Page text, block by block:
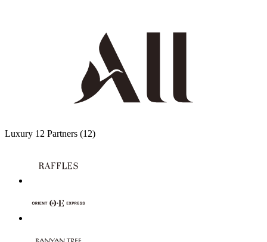
Luxury 12 Partners (12)